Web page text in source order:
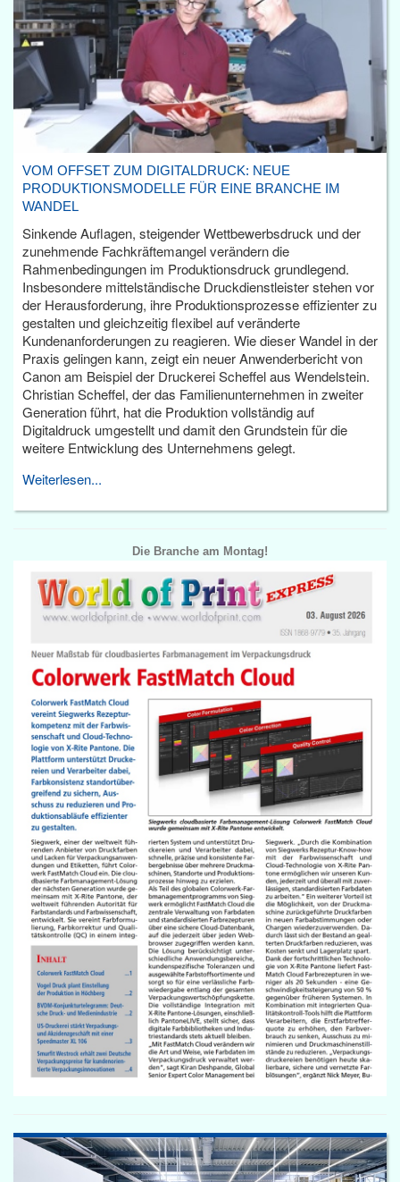
VOM OFFSET ZUM DIGITALDRUCK: NEUE
PRODUKTIONSMODELLE FÜR EINE BRANCHE IM
WANDEL
Sinkende Auflagen, steigender Wettbewerbsdruck und der
zunehmende Fachkräftemangel verändern die
Rahmenbedingungen im Produktionsdruck grundlegend.
Insbesondere mittelständische Druckdienstleister stehen vor
der Herausforderung, ihre Produktionsprozesse effizienter zu
gestalten und gleichzeitig flexibel auf veränderte
Kundenanforderungen zu reagieren. Wie dieser Wandel in der
Praxis gelingen kann, zeigt ein neuer Anwenderbericht von
Canon am Beispiel der Druckerei Scheffel aus Wendelstein.
Christian Scheffel, der das Familienunternehmen in zweiter
Generation führt, hat die Produktion vollständig auf
Digitaldruck umgestellt und damit den Grundstein für die
weitere Entwicklung des Unternehmens gelegt.
Weiterlesen...
Die Branche am Montag!